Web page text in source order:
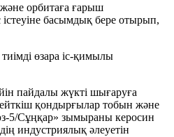
орбитаға ғарыш
басымдық бере отырып,
өзара іс-қимылы
пайдалы жүкті шығаруға
қондырғылар тобын және
5/Сұңқар» зымыраны керосин
индустриялық әлеуетін